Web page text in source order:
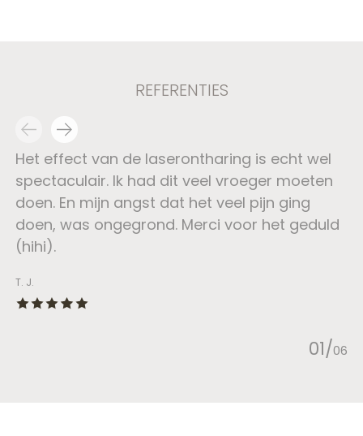
REFERENTIES
Testimonial items
Het effect van de laserontharing is echt wel
spectaculair. Ik had dit veel vroeger moeten
doen. En mijn angst dat het veel pijn ging
doen, was ongegrond. Merci voor het geduld
(hihi).
T. J.
The rating of this product is
01/06